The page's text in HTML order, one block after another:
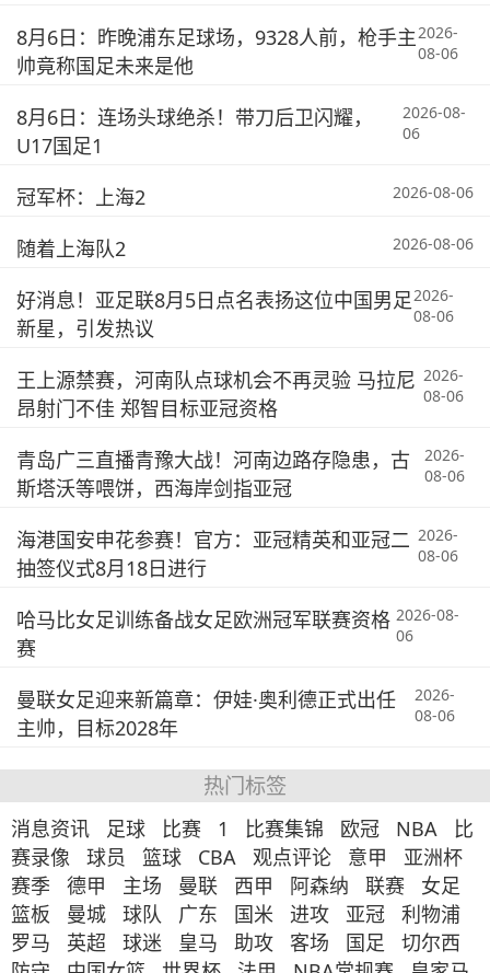
8月6日：昨晚浦东足球场，9328人前，枪手主
帅竟称国足未来是他
2026-
08-06
8月6日：连场头球绝杀！带刀后卫闪耀，
U17国足1
2026-08-
06
冠军杯：上海2 2026-08-06
随着上海队2 2026-08-06
好消息！亚足联8月5日点名表扬这位中国男足
新星，引发热议
2026-
08-06
王上源禁赛，河南队点球机会不再灵验 马拉尼
昂射门不佳 郑智目标亚冠资格
2026-
08-06
青岛广三直播青豫大战！河南边路存隐患，古
斯塔沃等喂饼，西海岸剑指亚冠
2026-
08-06
海港国安申花参赛！官方：亚冠精英和亚冠二
抽签仪式8月18日进行
2026-
08-06
哈马比女足训练备战女足欧洲冠军联赛资格
赛
2026-08-
06
曼联女足迎来新篇章：伊娃·奥利德正式出任
主帅，目标2028年
2026-
08-06
热门标签
消息资讯 足球 比赛 1 比赛集锦 欧冠 NBA
比
赛录像
球员 篮球 CBA 观点评论 意甲
亚洲杯
赛季
德甲 主场 曼联 西甲 阿森纳 联赛
女足
篮板
曼城 球队 广东 国米 进攻 亚冠
利物浦
罗马
英超 球迷 皇马 助攻 客场 国足
切尔西